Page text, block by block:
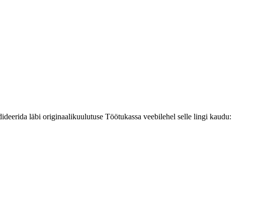
läbi originaalikuulutuse Töötukassa veebilehel selle lingi kaudu: